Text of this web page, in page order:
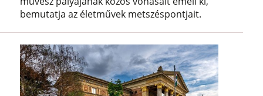
bemutatja az életművek metszéspontjait.